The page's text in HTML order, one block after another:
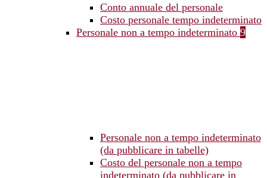
Conto annuale del personale
Costo personale tempo indeterminato
Personale non a tempo indeterminato 9
Personale non a tempo indeterminato
(da pubblicare in tabelle)
Costo del personale non a tempo
indeterminato (da pubblicare in